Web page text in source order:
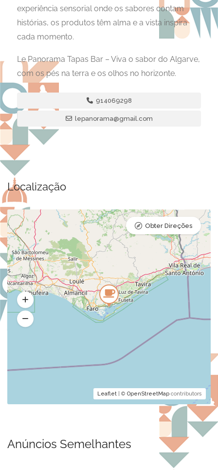
experiência sensorial onde os sabores contam
histórias, os produtos têm alma e a vista inspira
cada momento.
Le Panorama Tapas Bar – Viva o sabor do Algarve,
com os pés na terra e os olhos no horizonte.
914069298
lepanorama@gmail.com
Localização
Leaflet | © OpenStreetMap contributors
Obter Direções
Anúncios Semelhantes